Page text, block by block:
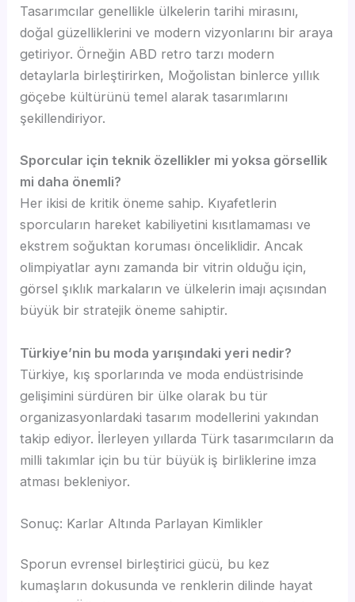
Tasarımcılar genellikle ülkelerin tarihi mirasını,
doğal güzelliklerini ve modern vizyonlarını bir araya
getiriyor. Örneğin ABD retro tarzı modern
detaylarla birleştirirken, Moğolistan binlerce yıllık
göçebe kültürünü temel alarak tasarımlarını
şekillendiriyor.
Sporcular için teknik özellikler mi yoksa görsellik
mi daha önemli?
Her ikisi de kritik öneme sahip. Kıyafetlerin
sporcuların hareket kabiliyetini kısıtlamaması ve
ekstrem soğuktan koruması önceliklidir. Ancak
olimpiyatlar aynı zamanda bir vitrin olduğu için,
görsel şıklık markaların ve ülkelerin imajı açısından
büyük bir stratejik öneme sahiptir.
Türkiye’nin bu moda yarışındaki yeri nedir?
Türkiye, kış sporlarında ve moda endüstrisinde
gelişimini sürdüren bir ülke olarak bu tür
organizasyonlardaki tasarım modellerini yakından
takip ediyor. İlerleyen yıllarda Türk tasarımcıların da
milli takımlar için bu tür büyük iş birliklerine imza
atması bekleniyor.
Sonuç: Karlar Altında Parlayan Kimlikler
Sporun evrensel birleştirici gücü, bu kez
kumaşların dokusunda ve renklerin dilinde hayat